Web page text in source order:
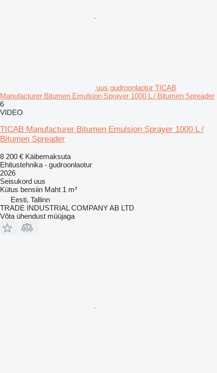
uus gudroonlaotur TICAB
Manufacturer Bitumen Emulsion Sprayer 1000 L / Bitumen Spreader
6
VIDEO
TICAB Manufacturer Bitumen Emulsion Sprayer 1000 L /
Bitumen Spreader
8 200 € Käibemaksuta
Ehitustehnika - gudroonlaotur
2026
Seisukord uus
Kütus bensiin Maht 1 m³
Eesti, Tallinn
TRADE INDUSTRIAL COMPANY AB LTD
Võta ühendust müüjaga